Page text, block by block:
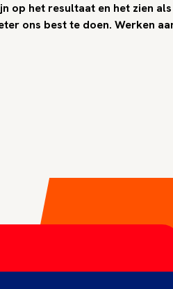
op het resultaat en het zien
ons best te doen. Werken